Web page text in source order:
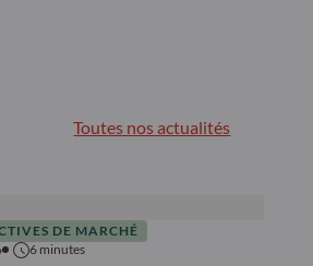
Toutes nos actualités
DE MARCHÉ
6 minutes